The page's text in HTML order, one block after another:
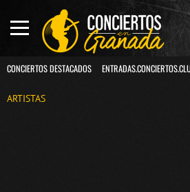
CONCIERTOS DESTACADOS
ARTISTAS